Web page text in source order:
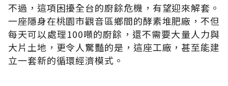
不過，這項困擾全台的廚餘危機，有望迎來解套。
一座隱身在桃園市觀音區鄉間的酵素堆肥廠，不但
每天可以處理100噸的廚餘，還不需要大量人力與
大片土地，更令人驚豔的是，這座工廠，甚至能建
立一套新的循環經濟模式。